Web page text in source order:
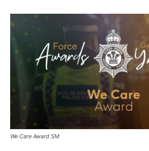
We Care Award SM